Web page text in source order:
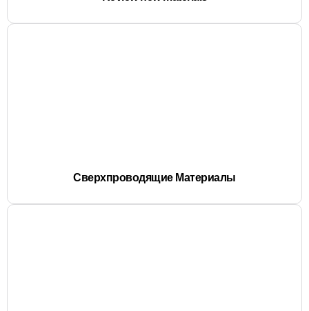
Сверхпроводящие Материалы